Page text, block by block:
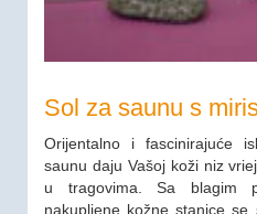
Sol za saunu s
Orijentalno i fascinirajuće
saunu daju Vašoj koži niz
u tragovima. Sa blagim
nakupljene kožne stanice